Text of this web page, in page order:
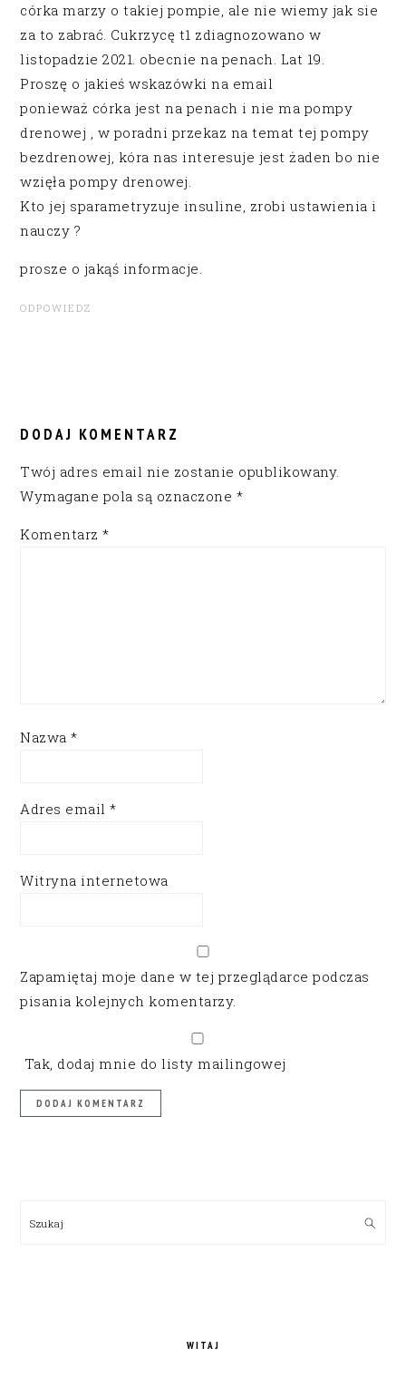
córka marzy o takiej pompie, ale nie wiemy jak sie
za to zabrać. Cukrzycę t1 zdiagnozowano w
listopadzie 2021. obecnie na penach. Lat 19.
Proszę o jakieś wskazówki na email
ponieważ córka jest na penach i nie ma pompy
drenowej , w poradni przekaz na temat tej pompy
bezdrenowej, kóra nas interesuje jest żaden bo nie
wzięła pompy drenowej.
Kto jej sparametryzuje insuline, zrobi ustawienia i
nauczy ?
prosze o jakąś informacje.
ODPOWIEDZ
DODAJ KOMENTARZ
Twój adres email nie zostanie opublikowany.
Wymagane pola są oznaczone *
Komentarz*
Nazwa*
Adres email*
Witryna internetowa
Zapamiętaj moje dane w tej przeglądarce podczas
pisania kolejnych komentarzy.
Tak, dodaj mnie do listy mailingowej
Szukaj
WITAJ